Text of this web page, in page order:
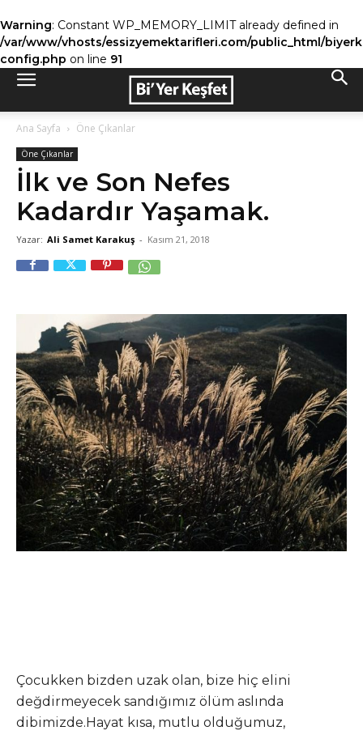
Warning: Constant WP_MEMORY_LIMIT already defined in
/var/www/vhosts/essizyemektarifleri.com/public_html/
config.php on line 91
Ana Sayfa Öne Çıkanlar
Öne Çıkanlar
İlk ve Son Nefes
Kadardır Yaşamak.
Yazar: Ali Samet Karakuş - Kasım 21, 2018
Çocukken bizden uzak olan, bize hiç elini
değdirmeyecek sandığımız ölüm aslında
dibimizde.Hayat kısa, mutlu olduğumuz,